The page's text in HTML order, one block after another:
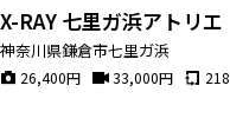
X-RAY 七里ガ浜アトリエ
神奈川県鎌倉市七里ガ浜
26,400円 33,000円 218